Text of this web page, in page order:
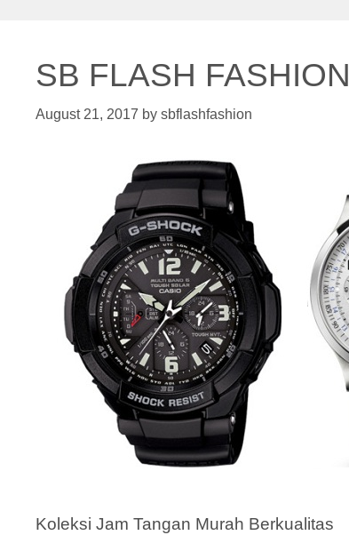
SB FLASH FASHION
August 21, 2017 by sbflashfashion
Koleksi Jam Tangan Murah Berkualitas